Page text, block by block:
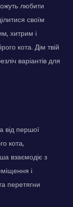
любити
своїм
хитрим і
кота. Дім твій
варіантів для
першої
кота,
взаємодіє з
і
перетягни